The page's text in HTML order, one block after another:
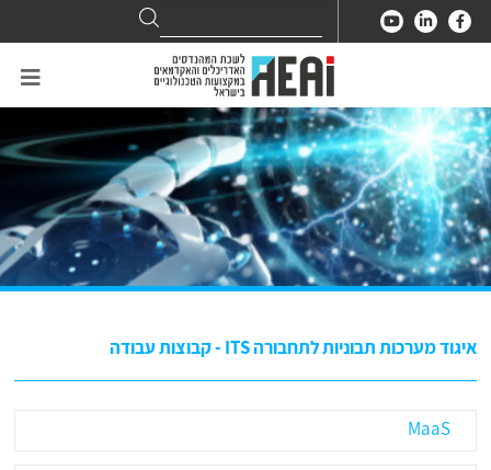
for:
Search
איגוד מערכות תבוניות לתחבורה ITS - קבוצות עבודה
MaaS